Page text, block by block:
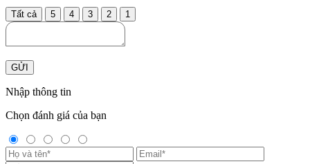
Tất cả 5 4 3 2 1
GỬI
Nhập thông tin
Chọn đánh giá của bạn